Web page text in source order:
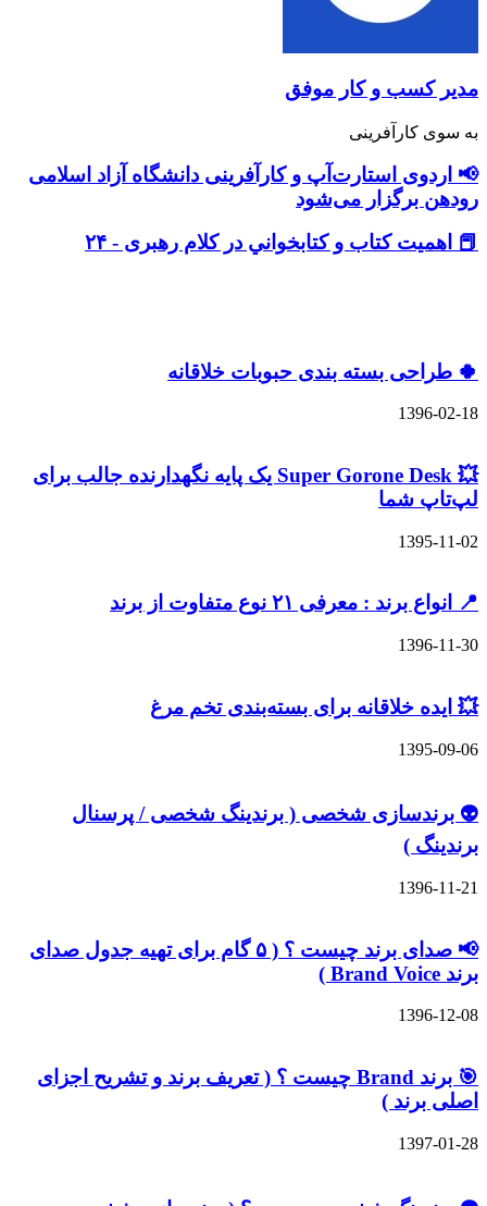
و کار موفق
استارت‌آپ و کارآفرینی دانشگاه آزاد اسلامی
می‌شود
كتاب و كتابخواني در كلام رهبری - ۲۴
بسته بندی حبوبات خلاقانه
💥 Super Gorone Desk یک پایه نگهدارنده جالب برای
شما
معرفی ۲۱ نوع متفاوت از برند
خلاقانه برای بسته‌بندی تخم مرغ
شخصی ( برندینگ شخصی / پرسنال
)
📢 صدای برند چیست ؟ ( ۵ گام برای تهیه جدول صدای
🎯 برند Brand چیست ؟ ( تعریف برند و تشریح اجزای
)